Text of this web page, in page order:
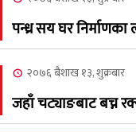
पन्ध्र सय घर
२०७६ बैशाख १३, शुक्रबार
जहाँ चट्याङबाट बच्न